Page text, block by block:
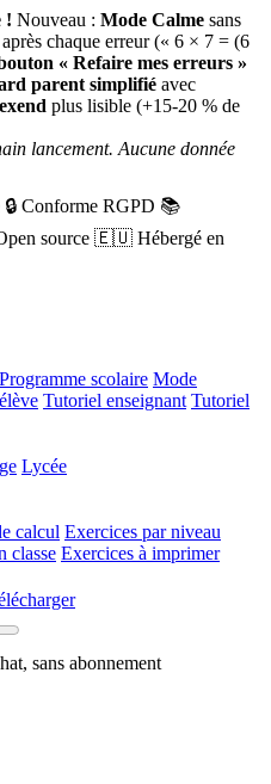
! Nouveau : Mode Calme sans
après chaque erreur (« 6 × 7 = (6
« Refaire mes erreurs »
parent simplifié avec
plus lisible (+15-20 % de
lancement. Aucune donnée
🔒 Conforme RGPD 📚
source 🇪🇺 Hébergé en
Programme scolaire Mode
Tutoriel enseignant Tutoriel
Lycée
calcul Exercices par niveau
classe Exercices à imprimer
sans abonnement